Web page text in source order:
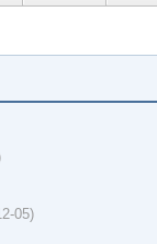
05)